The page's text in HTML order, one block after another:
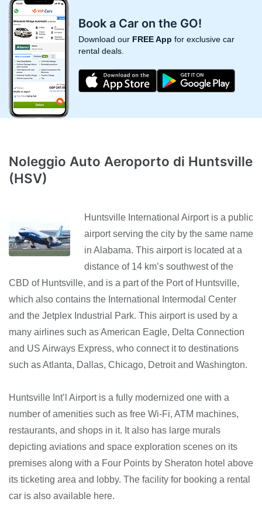
Book a Car on the GO!
Download our FREE App for exclusive car
rental deals.
Noleggio Auto Aeroporto di Huntsville
(HSV)
Huntsville International Airport is a public
airport serving the city by the same name
in Alabama. This airport is located at a
distance of 14 km’s southwest of the
CBD of Huntsville, and is a part of the Port of Huntsville,
which also contains the International Intermodal Center
and the Jetplex Industrial Park. This airport is used by a
many airlines such as American Eagle, Delta Connection
and US Airways Express, who connect it to destinations
such as Atlanta, Dallas, Chicago, Detroit and Washington.
Huntsville Int’l Airport is a fully modernized one with a
number of amenities such as free Wi-Fi, ATM machines,
restaurants, and shops in it. It also has large murals
depicting aviations and space exploration scenes on its
premises along with a Four Points by Sheraton hotel above
its ticketing area and lobby. The facility for booking a rental
car is also available here.